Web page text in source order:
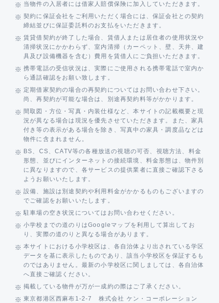
当物件の入居者には借家人賠償保険に加入していただきます。
契約に保証会社をご利用いただく場合には、保証会社との契約
締結並びに保証委託料のお支払をいただきます。
賃貸借契約が終了した場合、賃借人または居住者の使用状況や
清掃状況にかかわらず、室内清掃（カーペット、壁、天井、建
具及び設備機器を含む）費用を賃借人にご負担いただきます。
携帯電話の受信状況は、実際にご使用される携帯電話で室内か
ら通話確認をお願い致します。
定期借家契約の場合の再契約についてはお問い合わせ下さい。
尚、再契約が可能な場合は、別途再契約料等がかかります。
間取図・方位・写真・内装仕様など、本サイトの記載概要と現
況が異なる場合は現況を優先させていただきます。また、家具
付き等の表示がある場合を除き、写真中の家具・調度品などは
物件に含まれません。
BS、CS、CATV等の各種放送の視聴の可否、視聴方法、料金
形態、並びにインターネットの接続環境、料金形態は、物件別
に異なりますので、各サービスの提供業者に直接ご確認下さる
ようお願いいたします。
設備、施設は別途契約や利用料金がかかるものもございますの
でご確認をお願いいたします。
駐車場の空き状況についてはお問い合わせください。
小学校までの道のりはGoogleマップを利用して算出してお
り、実際の道のりと異なる場合があります。
本サイトにおける小学校区は、各自治体より出されている学区
データを基に表示したものであり、該当小学校区を保証するも
のではありません。最新の小学校区に関しましては、各自治体
へ直接ご確認ください。
掲載している物件が万が一成約の際はご了承ください。
東京都港区西麻布1-2-7 株式会社 ケン・コーポレーション